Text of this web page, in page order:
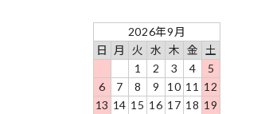
2026年9月
日
月 火 水 木 金
土
1
2 3 4
5
6
7 8 9 10 11 12
13 14 15 16 17 18 19